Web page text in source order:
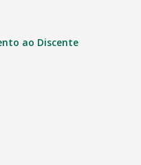
ao Discente